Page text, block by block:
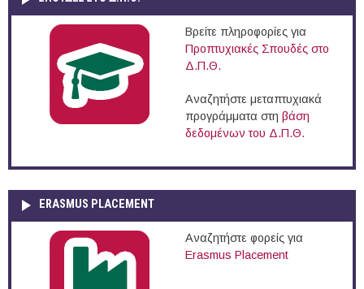
Βρείτε πληροφορίες για
Προπτυχιακές Σπουδές στο
Δ.Π.Θ.
Αναζητήστε μεταπτυχιακά
προγράμματα στη βάση
δεδομένων του Δ.Π.Θ.
ERASMUS PLACEMENT
Αναζητήστε φορείς για
Erasmus Placement